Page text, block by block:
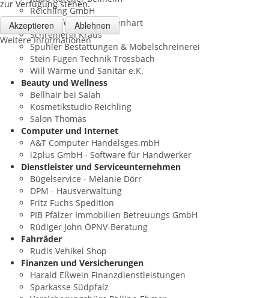
Reichling GmbH
Rohstoffe Karlheinz Lenhart
Schreinerei Kraus
Spuhler Bestattungen & Möbelschreinerei
Stein Fugen Technik Trossbach
Will Wärme und Sanitär e.K.
Beauty und Wellness
Bellhair bei Salah
Kosmetikstudio Reichling
Salon Thomas
Computer und Internet
A&T Computer Handelsges.mbH
i2plus GmbH - Software für Handwerker
Dienstleister und Serviceunternehmen
Bügelservice - Melanie Dörr
DPM - Hausverwaltung
Fritz Fuchs Spedition
PIB Pfälzer Immobilien Betreuungs GmbH
Rüdiger John ÖPNV-Beratung
Fahrräder
Rudis Vehikel Shop
Finanzen und Versicherungen
Harald Eßwein Finanzdienstleistungen
Sparkasse Südpfalz
zur Verfügung stehen.
Akzeptieren Ablehnen
Weitere Informationen